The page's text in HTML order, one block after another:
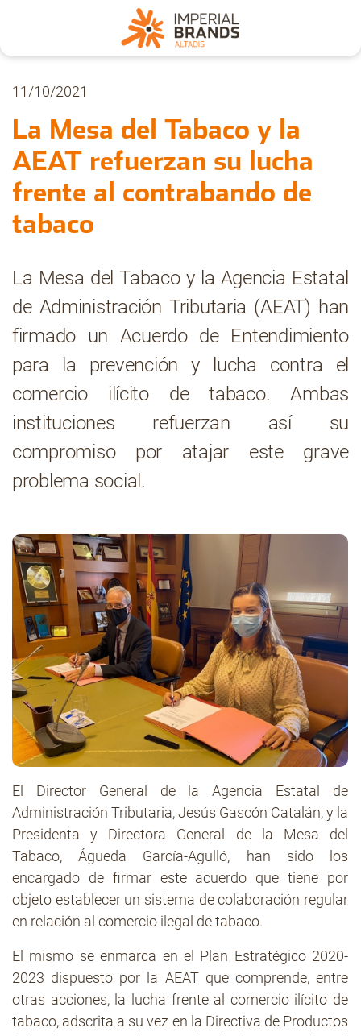
Nosotros
Secciones
Denuncia
Archivo
Estadísticas CMT
Contacto
11/10/2021
La Mesa del Tabaco y la
AEAT refuerzan su lucha
frente al contrabando de
tabaco
La Mesa del Tabaco y la Agencia Estatal
de Administración Tributaria (AEAT) han
firmado un Acuerdo de Entendimiento
para la prevención y lucha contra el
comercio ilícito de tabaco. Ambas
instituciones refuerzan así su
compromiso por atajar este grave
problema social.
El Director General de la Agencia Estatal de
Administración Tributaria, Jesús Gascón Catalán, y la
Presidenta y Directora General de la Mesa del
Tabaco, Águeda García-Agulló, han sido los
encargado de firmar este acuerdo que tiene por
objeto establecer un sistema de colaboración regular
en relación al comercio ilegal de tabaco.
El mismo se enmarca en el Plan Estratégico 2020-
2023 dispuesto por la AEAT que comprende, entre
otras acciones, la lucha frente al comercio ilícito de
tabaco, adscrita a su vez en la Directiva de Productos